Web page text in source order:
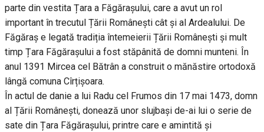
parte din vestita Țara a Făgărașului, care a avut un rol
important în trecutul Țării Românești cât și al Ardealului. De
Făgăraș e legată tradiția întemeierii Țării Românești și mult
timp Țara Făgărașului a fost stăpânită de domni munteni. În
anul 1391 Mircea cel Bătrân a construit o mănăstire ortodoxă
lângă comuna Cîrțișoara.
În actul de danie a lui Radu cel Frumos din 17 mai 1473, domn
al Țării Românești, donează unor slujbași de-ai lui o serie de
sate din Țara Făgărașului, printre care e amintită și